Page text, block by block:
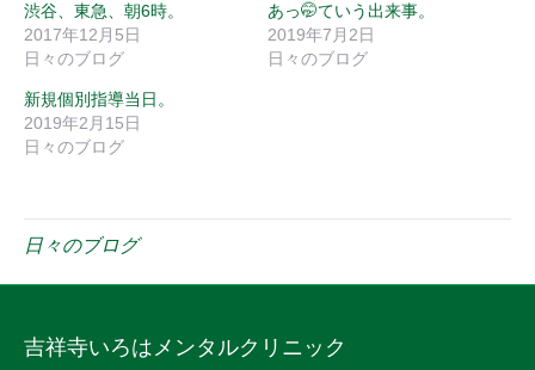
渋谷、東急、朝6時。
2017年12月5日
日々のブログ
あっ🤭ていう出来事。
2019年7月2日
日々のブログ
新規個別指導当日。
2019年2月15日
日々のブログ
日々のブログ
吉祥寺いろはメンタルクリニック